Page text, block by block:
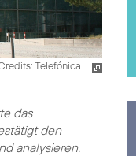
Telefónica
das
den
analysieren.